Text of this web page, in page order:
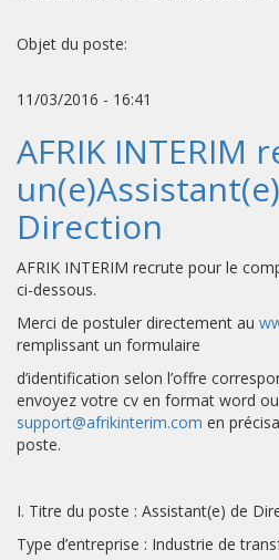
Objet du poste:
11/03/2016 - 16:41
AFRIK INTERIM
Direction
AFRIK INTERIM recrute pour le
ci-dessous.
Merci de postuler directement au
remplissant un formulaire
d’identification selon l’offre
envoyez votre cv en format word ou
support@afrikinterim.com en
poste.
I. Titre du poste : Assistant(e) de
Type d’entreprise : Industrie de